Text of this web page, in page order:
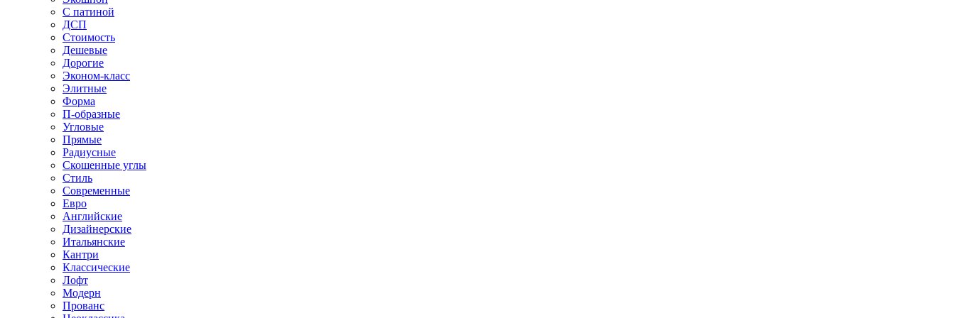
С патиной
ДСП
Стоимость
Дешевые
Дорогие
Эконом-класс
Элитные
Форма
П-образные
Угловые
Прямые
Радиусные
Скошенные углы
Стиль
Современные
Евро
Английские
Дизайнерские
Итальянские
Кантри
Классические
Лофт
Модерн
Прованс